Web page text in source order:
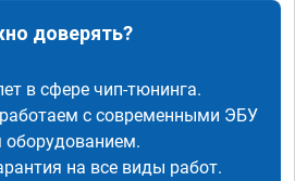
доверять?
в сфере чип-тюнинга.
с современными ЭБУ
оборудованием.
на все виды работ.